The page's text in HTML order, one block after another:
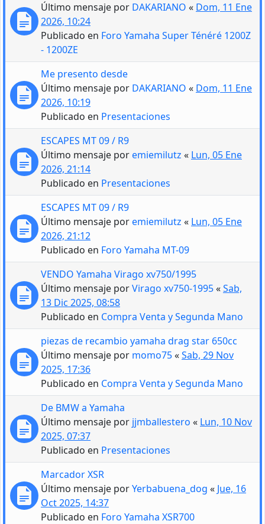
Último mensaje por DAKARIANO « Dom, 11 Ene
2026, 10:24
Publicado en Foro Yamaha Super Ténéré 1200Z
- 1200ZE
Me presento desde
Último mensaje por DAKARIANO « Dom, 11 Ene
2026, 10:19
Publicado en Presentaciones
ESCAPES MT 09 / R9
Último mensaje poremiemilutz « Lun, 05 Ene
2026, 21:14
Publicado en Presentaciones
ESCAPES MT 09 / R9
Último mensaje poremiemilutz « Lun, 05 Ene
2026, 21:12
Publicado en Foro Yamaha MT-09
VENDO Yamaha Virago xv750/1995
Último mensaje porVirago xv750-1995«Sab,
13 Dic 2025, 08:58
Publicado en Compra Venta y Segunda Mano
piezas de recambio yamaha drag star 650cc
Último mensaje por momo75«Sab, 29 Nov
2025, 17:36
Publicado en Compra Venta y Segunda Mano
De BMW a Yamaha
Último mensaje por jjmballestero « Lun, 10 Nov
2025, 07:37
Publicado en Presentaciones
Marcador XSR
Último mensaje porYerbabuena_dog « Jue, 16
Oct 2025, 14:37
Publicado en Foro Yamaha XSR700